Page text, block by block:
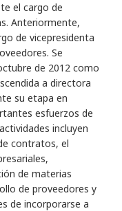
el cargo de
Anteriormente,
de vicepresidenta
Se
de 2012 como
a directora
su etapa en
esfuerzos de
incluyen
contratos, el
de materias
de proveedores y
de incorporarse a